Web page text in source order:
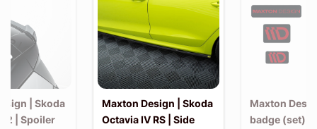
| Skoda
| Spoiler
Maxton Design | Skoda
Octavia IV RS | Side
Maxton
badge (set)